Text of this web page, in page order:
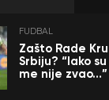
FUDBAL
Zašto Rade
Srbiju? “Iako
me nije zvao…”